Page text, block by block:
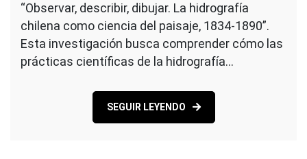
“Observar, describir, dibujar. La hidrografía
chilena como ciencia del paisaje, 1834-1890”.
Esta investigación busca comprender cómo las
prácticas científicas de la hidrografía…
SEGUIR LEYENDO